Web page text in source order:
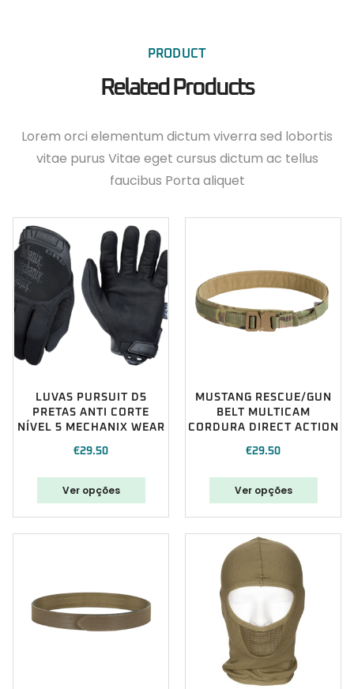
PRODUCT
Related Products
Lorem orci elementum dictum viverra sed lobortis
vitae purus Vitae eget cursus dictum ac tellus
faucibus Porta aliquet
LUVAS PURSUIT D5
PRETAS ANTI CORTE
NÍVEL 5 MECHANIX WEAR
€29.50
Ver opções
MUSTANG RESCUE/GUN
BELT MULTICAM
CORDURA DIRECT ACTION
€29.50
Ver opções